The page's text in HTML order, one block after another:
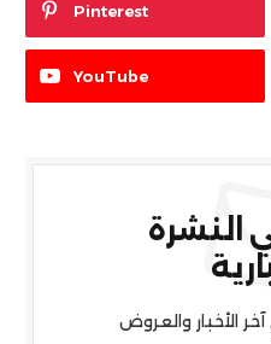
Pinterest
YouTube
النشرة
الأخبار والعروض